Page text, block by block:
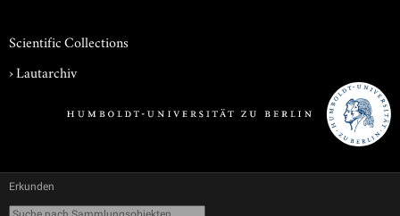
Scientific Collections
›Lautarchiv
Erkunden